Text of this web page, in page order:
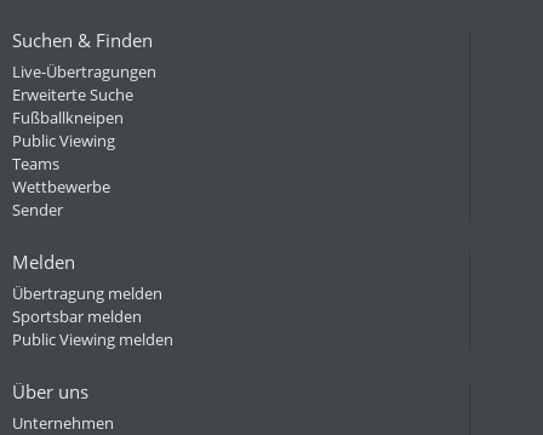
Suchen & Finden
Live-Übertragungen
Erweiterte Suche
Fußballkneipen
Public Viewing
Teams
Wettbewerbe
Sender
Melden
Übertragung melden
Sportsbar melden
Public Viewing melden
Über uns
Unternehmen